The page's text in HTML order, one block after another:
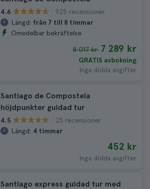
4.6
925 recensioner
Längd: från 7 till 8 timmar
Omedelbar bekräftelse
8 017 kr 7 289 kr
GRATIS avbokning
Inga dolda avgifter
Santiago de Compostela
höjdpunkter guidad tur
4.5
25 recensioner
Längd: 4 timmar
452 kr
Inga dolda avgifter
Santiago express guidad tur med